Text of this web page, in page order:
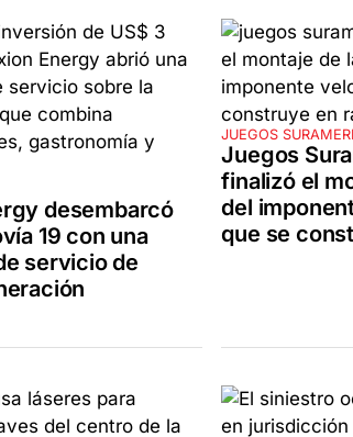
desembarcó
19 con una
servicio de
JUEGOS
Juegos
finalizó el
del
que se